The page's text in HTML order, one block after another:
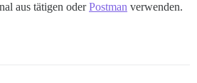
aus tätigen oderPostman verwenden.